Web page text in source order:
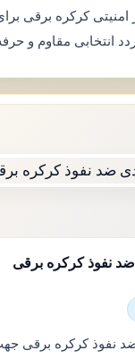
امنیتی کرکره برقی
انتخابی مقاوم و
ضد نفوذ کرکره برقی
ضد نفوذ کرکره برقی